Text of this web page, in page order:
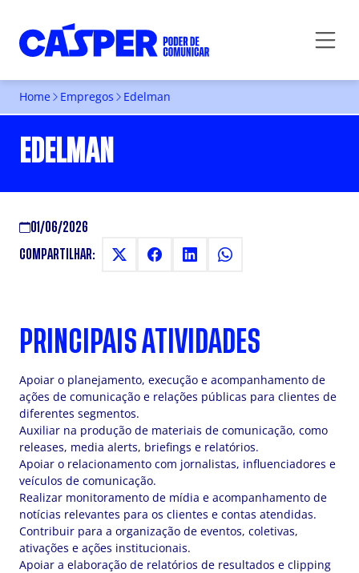
Home Empregos Edelman
EDELMAN
01/06/2026
COMPARTILHAR:
PRINCIPAIS ATIVIDADES
Apoiar o planejamento, execução e acompanhamento de
ações de comunicação e relações públicas para clientes de
diferentes segmentos.
Auxiliar na produção de materiais de comunicação, como
releases, media alerts, briefings e relatórios.
Apoiar o relacionamento com jornalistas, influenciadores e
veículos de comunicação.
Realizar monitoramento de mídia e acompanhamento de
notícias relevantes para os clientes e contas atendidas.
Contribuir para a organização de eventos, coletivas,
ativações e ações institucionais.
Apoiar a elaboração de relatórios de resultados e clipping